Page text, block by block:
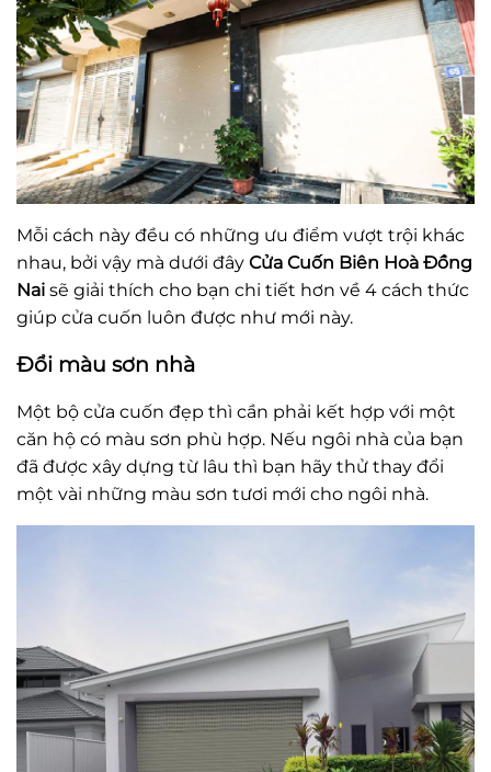
Mỗi cách này đều có những ưu điểm vượt trội khác
nhau, bởi vậy mà dưới đây Cửa Cuốn Biên Hoà Đồng
Nai sẽ giải thích cho bạn chi tiết hơn về 4 cách thức
giúp cửa cuốn luôn được như mới này.
Đổi màu sơn nhà
Một bộ cửa cuốn đẹp thì cần phải kết hợp với một
căn hộ có màu sơn phù hợp. Nếu ngôi nhà của bạn
đã được xây dựng từ lâu thì bạn hãy thử thay đổi
một vài những màu sơn tươi mới cho ngôi nhà.